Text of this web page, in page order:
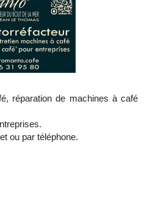
réparation de machines à café
ou par téléphone.